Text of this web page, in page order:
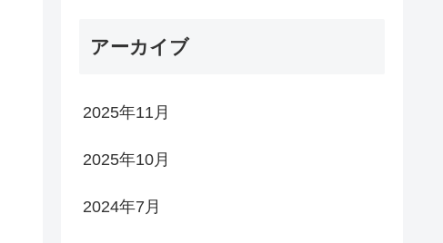
アーカイブ
2025年11月
2025年10月
2024年7月